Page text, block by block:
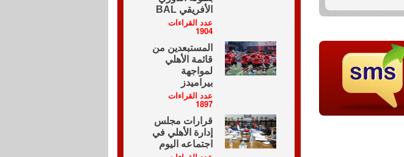
الأفريقي BAL
عدد القراءات
1904
المستبعدين من
قائمة الأهلي
لمواجهة
بيراميدز
عدد القراءات
1897
قرارات مجلس
إدارة الأهلي في
اجتماعه اليوم